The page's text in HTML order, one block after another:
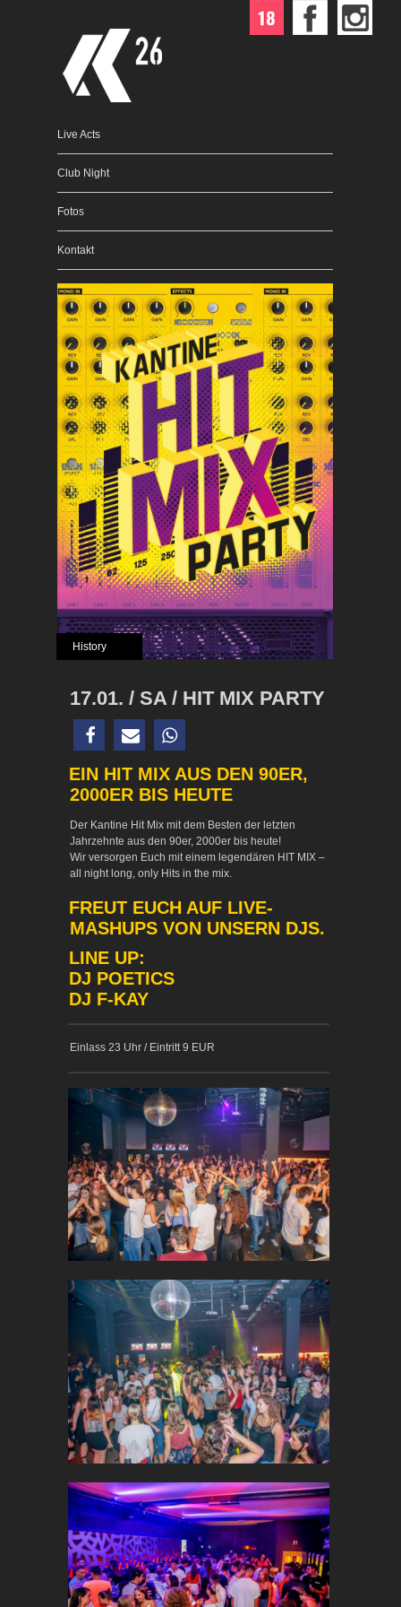
Live Acts
Club Night
Fotos
Kontakt
History
17.01. / SA / HIT MIX PARTY
EIN HIT MIX AUS DEN 90ER,
2000ER BIS HEUTE
Der Kantine Hit Mix mit dem Besten der letzten
Jahrzehnte aus den 90er, 2000er bis heute!
Wir versorgen Euch mit einem legendären HIT MIX –
all night long, only Hits in the mix.
FREUT EUCH AUF LIVE-
MASHUPS VON UNSERN DJS.
LINE UP:
DJ POETICS
DJ F-KAY
Einlass 23 Uhr / Eintritt 9 EUR